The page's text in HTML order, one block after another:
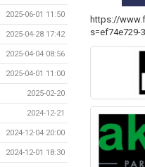
2025-06-01 11:50
2025-04-28 17:42
2025-04-04 08:56
2025-04-01 11:00
2025-02-20
2024-12-21
2024-12-04 20:00
2024-12-01 18:30
https://
s=ef74e729-